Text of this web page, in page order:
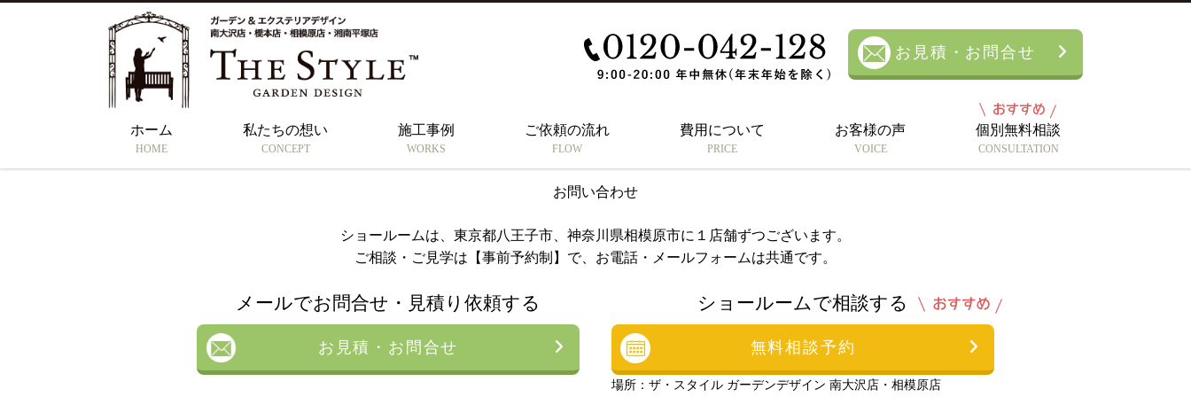
お見積・お問合せ
ホーム
HOME
私たちの想い
CONCEPT
施工事例
WORKS
ご依頼の流れ
FLOW
費用について
PRICE
お客様の声
VOICE
個別無料相談
CONSULTATION
: include(/home/ky629ibg4/the-style.jp/public_html/sys/wp-content/themes/thestyle/single-nomal.php): failed to open stream: No such file or directory in
style.jp/public_html/sys/wp-content/themes/thestyle/single.php
: include(): Failed opening '/home/ky629ibg4/the-style.jp/public_html/sys/wp-content/themes/thestyle/single-nomal.php' for inclusion (include_path='.:/opt/php-7.4.33-2/data/pear') in
style.jp/public_html/sys/wp-content/themes/thestyle/single.phpon line
CONTACT
お問い合わせ
ショールームは、東京都八王子市、神奈川県相模原市に１店舗ずつございます。
ご相談・ご見学は【事前予約制】で、お電話・メールフォームは共通です。
メールでお問合せ・見積り依頼する
お見積・お問合せ
ショールームで相談する
無料相談予約
場所：ザ・スタイル ガーデンデザイン 南大沢店・相模原店